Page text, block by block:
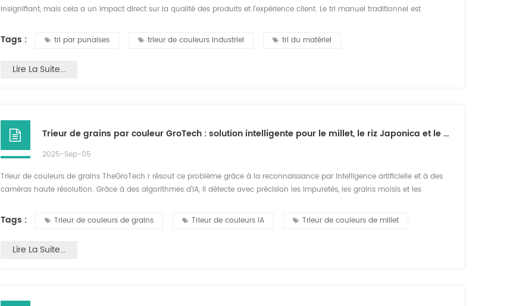
insignifiant, mais cela a un impact direct sur la qualité des produits et l'expérience client. Le tri manuel traditionnel est
couleurs GroTech offre...
Tags : tri par punaises trieur de couleurs industriel tri du matériel
Lire La Suite...
Trieur de grains par couleur GroTech : solution intelligente pour le millet, le riz Japonica et le riz gluant
2025-Sep-05
Trieur de couleurs de grains TheGroTech r résout ce problème grâce à la reconnaissance par intelligence artificielle et à des
caméras haute résolution. Grâce à des algorithmes d'IA, il détecte avec précision les impuretés, les grains moisis et les
capacités Trieur de cou...
Tags : Trieur de couleurs de grains Trieur de couleurs IA Trieur de couleurs de millet
Lire La Suite...